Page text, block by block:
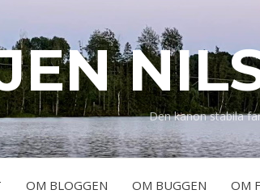
Den kanon stabila
OM BLOGGEN OM BUGGEN OM